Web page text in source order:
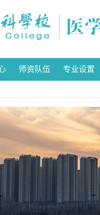
师资队伍 专业设置